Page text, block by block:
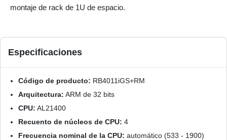
montaje de rack de 1U de espacio.
Especificaciones
Código de producto: RB4011iGS+RM
Arquitectura: ARM de 32 bits
CPU: AL21400
Recuento de núcleos de CPU: 4
Frecuencia nominal de la CPU: automático (533 - 1900)